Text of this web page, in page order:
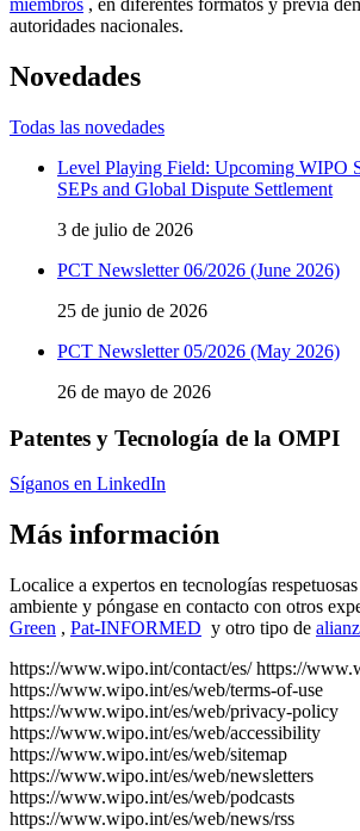
miembros , en diferentes formatos y previa
autoridades nacionales.
Novedades
Todas las novedades
Level Playing Field: Upcoming WIPO
SEPs and Global Dispute Settlement
3 de julio de 2026
PCT Newsletter 06/2026 (June 2026)
25 de junio de 2026
PCT Newsletter 05/2026 (May 2026)
26 de mayo de 2026
Patentes y Tecnología de la OMPI
Síganos en LinkedIn
Más información
Localice a expertos en tecnologías
ambiente y póngase en contacto con otros
Green , Pat-INFORMED y otro tipo de
https://www.wipo.int/contact/es/ https://
https://www.wipo.int/es/web/terms-of-use
https://www.wipo.int/es/web/privacy-policy
https://www.wipo.int/es/web/accessibility
https://www.wipo.int/es/web/sitemap
https://www.wipo.int/es/web/newsletters
https://www.wipo.int/es/web/podcasts
https://www.wipo.int/es/web/news/rss